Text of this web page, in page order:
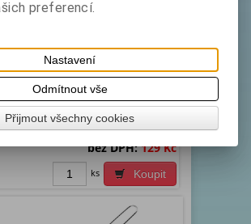
síto pr. 18cm INOX
Skladem exp:
kvalitní nerez. Cedník jemný s rukojetí a
dobře drží na hrnci. Možnost
bez DPH: 129 Kč
Koupit
ks
preferencí.
Nastavení
Odmítnout vše
Přijmout všechny cookies